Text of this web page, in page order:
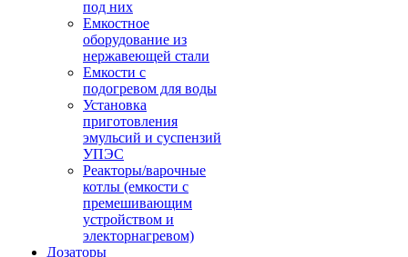
под них
Емкостное
оборудование из
нержавеющей стали
Емкости с
подогревом для воды
Установка
приготовления
эмульсий и суспензий
УПЭС
Реакторы/варочные
котлы (емкости с
премешивающим
устройством и
электорнагревом)
Дозаторы